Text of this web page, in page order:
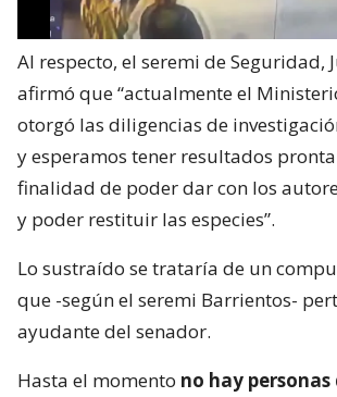
Al respecto, el seremi de Seguridad,
afirmó que “actualmente el
otorgó las diligencias de
y esperamos tener resultados
finalidad de poder dar con los
y poder restituir las especies”.
Lo sustraído se trataría de un
que -según el seremi Barrientos-
ayudante del senador.
Hasta el momento no hay